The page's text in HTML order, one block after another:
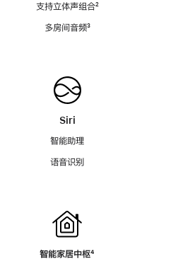
支持立体声组合脚
²
多房间音频脚
³
Siri
智能助理
语音识别
智能家居中枢脚
⁴